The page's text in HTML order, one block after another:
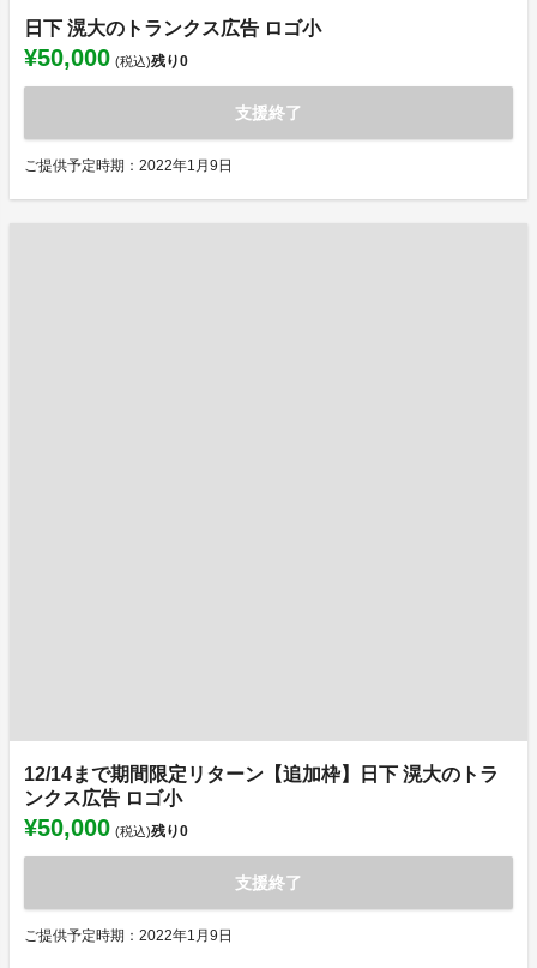
日下 滉大のトランクス広告 ロゴ小
¥50,000 (税込)残り0
支援終了
ご提供予定時期：2022年1月9日
12/14まで期間限定リターン【追加枠】日下 滉大のトラ
ンクス広告 ロゴ小
¥50,000 (税込)残り0
支援終了
ご提供予定時期：2022年1月9日